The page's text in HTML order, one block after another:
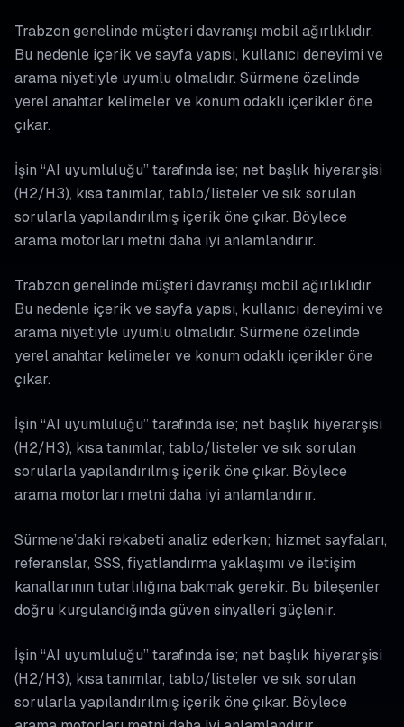
Trabzon genelinde müşteri davranışı mobil ağırlıklıdır.
Bu nedenle içerik ve sayfa yapısı, kullanıcı deneyimi ve
arama niyetiyle uyumlu olmalıdır. Sürmene özelinde
yerel anahtar kelimeler ve konum odaklı içerikler öne
çıkar.
İşin “AI uyumluluğu” tarafında ise; net başlık hiyerarşisi
(H2/H3), kısa tanımlar, tablo/listeler ve sık sorulan
sorularla yapılandırılmış içerik öne çıkar. Böylece
arama motorları metni daha iyi anlamlandırır.
Trabzon genelinde müşteri davranışı mobil ağırlıklıdır.
Bu nedenle içerik ve sayfa yapısı, kullanıcı deneyimi ve
arama niyetiyle uyumlu olmalıdır. Sürmene özelinde
yerel anahtar kelimeler ve konum odaklı içerikler öne
çıkar.
İşin “AI uyumluluğu” tarafında ise; net başlık hiyerarşisi
(H2/H3), kısa tanımlar, tablo/listeler ve sık sorulan
sorularla yapılandırılmış içerik öne çıkar. Böylece
arama motorları metni daha iyi anlamlandırır.
Sürmene’daki rekabeti analiz ederken; hizmet sayfaları,
referanslar, SSS, fiyatlandırma yaklaşımı ve iletişim
kanallarının tutarlılığına bakmak gerekir. Bu bileşenler
doğru kurgulandığında güven sinyalleri güçlenir.
İşin “AI uyumluluğu” tarafında ise; net başlık hiyerarşisi
(H2/H3), kısa tanımlar, tablo/listeler ve sık sorulan
sorularla yapılandırılmış içerik öne çıkar. Böylece